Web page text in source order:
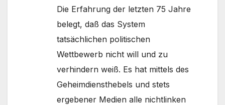
Die Erfahrung der letzten 75 Jahre
belegt, daß das System
tatsächlichen politischen
Wettbewerb nicht will und zu
verhindern weiß. Es hat mittels des
Geheimdiensthebels und stets
ergebener Medien alle nichtlinken